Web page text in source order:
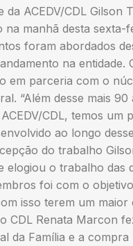
da ACEDV/CDL
na manhã desta sexta-
foram abordados
na
em parceria com o
“Além desse mais
CDL, temos um
ao longo
do trabalho
elogiou o trabalho das
foi com o
isso terem um
CDL Renata Marcon
da Família e a